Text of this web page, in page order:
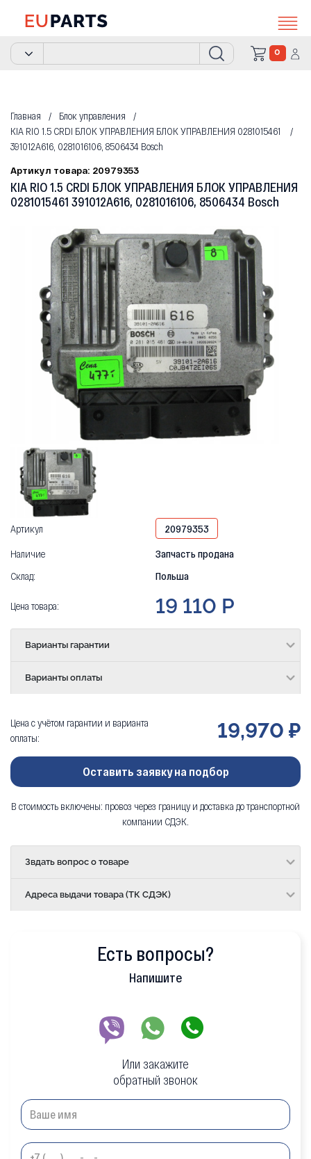
0
Главная
Блок управления
KIA RIO 1.5 CRDI БЛОК УПРАВЛЕНИЯ БЛОК УПРАВЛЕНИЯ 0281015461
391012A616, 0281016106, 8506434 Bosch
Артикул товара: 20979353
KIA RIO 1.5 CRDI БЛОК УПРАВЛЕНИЯ БЛОК УПРАВЛЕНИЯ
0281015461 391012A616, 0281016106, 8506434 Bosch
Артикул
20979353
Наличие
Запчасть продана
Склад:
Польша
Цена товара: 19 110 Р
Варианты гарантии
Варианты оплаты
Цена с учётом гарантии и варианта
оплаты:
19,970 ₽
Оставить заявку на подбор
В стоимость включены: провоз через границу и доставка до транспортной
компании СДЭК.
Звдать вопрос о товаре
Адреса выдачи товара (ТК СДЭК)
Есть вопросы?
Напишите
Или закажите
обратный звонок